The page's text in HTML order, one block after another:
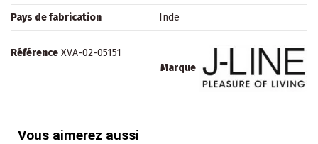
Pays de fabrication Inde
Marque
Référence XVA-02-05151
Vous aimerez aussi